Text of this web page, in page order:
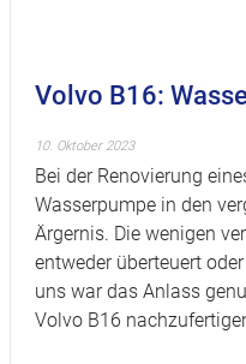
Volvo B16:
10. Oktober 2023
Bei der Renovierung
Wasserpumpe in den
Ärgernis. Die wenigen
entweder überteuert
uns war das Anlass
Volvo B16